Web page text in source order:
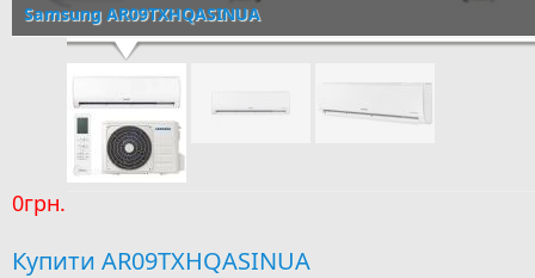
Samsung AR09TXHQASINUA
0грн.
Купити AR09TXHQASINUA